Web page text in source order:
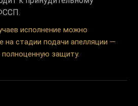
исполнение можно
на стадии подачи апелляции —
защиту.